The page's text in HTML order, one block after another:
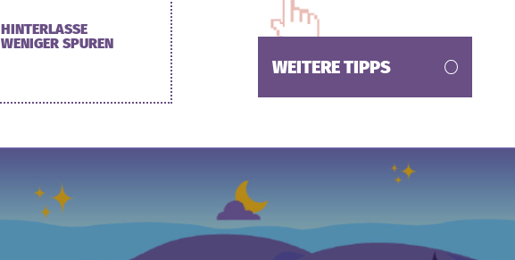
HINTERLASSE
WENIGER SPUREN
WEITERE TIPPS